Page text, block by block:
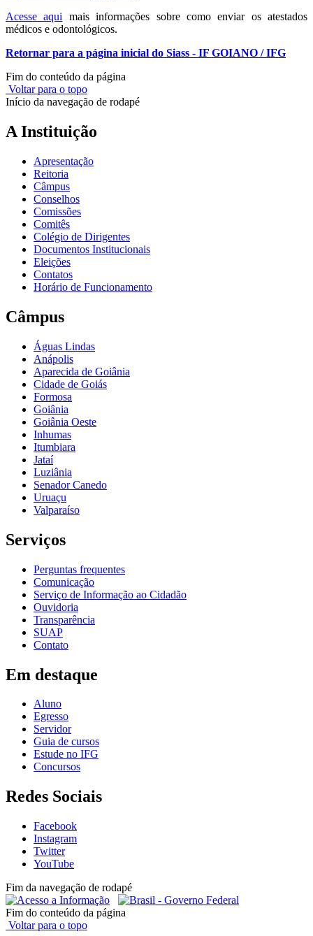
Acesse aqui mais informações sobre como enviar os atestados
médicos e odontológicos.
Retornar para a página inicial do Siass - IF GOIANO / IFG
Fim do conteúdo da página
Voltar para o topo
Início da navegação de rodapé
A Instituição
Apresentação
Reitoria
Câmpus
Conselhos
Comissões
Comitês
Colégio de Dirigentes
Documentos Institucionais
Eleições
Contatos
Horário de Funcionamento
Câmpus
Águas Lindas
Anápolis
Aparecida de Goiânia
Cidade de Goiás
Formosa
Goiânia
Goiânia Oeste
Inhumas
Itumbiara
Jataí
Luziânia
Senador Canedo
Uruaçu
Valparaíso
Serviços
Perguntas frequentes
Comunicação
Serviço de Informação ao Cidadão
Ouvidoria
Transparência
SUAP
Contato
Em destaque
Aluno
Egresso
Servidor
Guia de cursos
Estude no IFG
Concursos
Redes Sociais
Facebook
Instagram
Twitter
YouTube
Fim da navegação de rodapé
Fim do conteúdo da página
Voltar para o topo